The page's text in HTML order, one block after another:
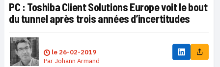
PC : Toshiba Client Solutions Europe voit le bout
du tunnel après trois années d’incertitudes
le 26-02-2019
Par Johann Armand